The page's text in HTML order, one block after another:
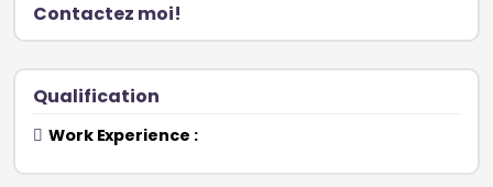
Contactez moi!
Qualification
Work Experience :